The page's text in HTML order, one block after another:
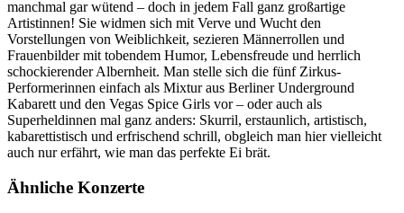
manchmal gar wütend – doch in jedem Fall ganz großartige
Artistinnen! Sie widmen sich mit Verve und Wucht den
Vorstellungen von Weiblichkeit, sezieren Männerrollen und
Frauenbilder mit tobendem Humor, Lebensfreude und herrlich
schockierender Albernheit. Man stelle sich die fünf Zirkus-
Performerinnen einfach als Mixtur aus Berliner Underground
Kabarett und den Vegas Spice Girls vor – oder auch als
Superheldinnen mal ganz anders: Skurril, erstaunlich, artistisch,
kabarettistisch und erfrischend schrill, obgleich man hier vielleicht
auch nur erfährt, wie man das perfekte Ei brät.
Ähnliche Konzerte